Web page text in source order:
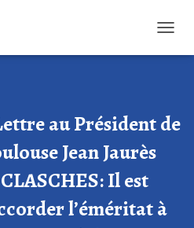
au Président de
Jean Jaurès
Il est
l’éméritat à